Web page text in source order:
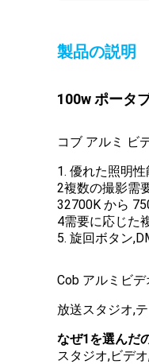
製品の説明
100w ポータ
コブ アルミ ビ
1. 優れた照明
2複数の撮影需
32700K から
4需要に応じた
5. 旋回ボタン
Cob アルミビ
放送スタジオ,
なぜ1を選んだ
スタジオ,ビデ